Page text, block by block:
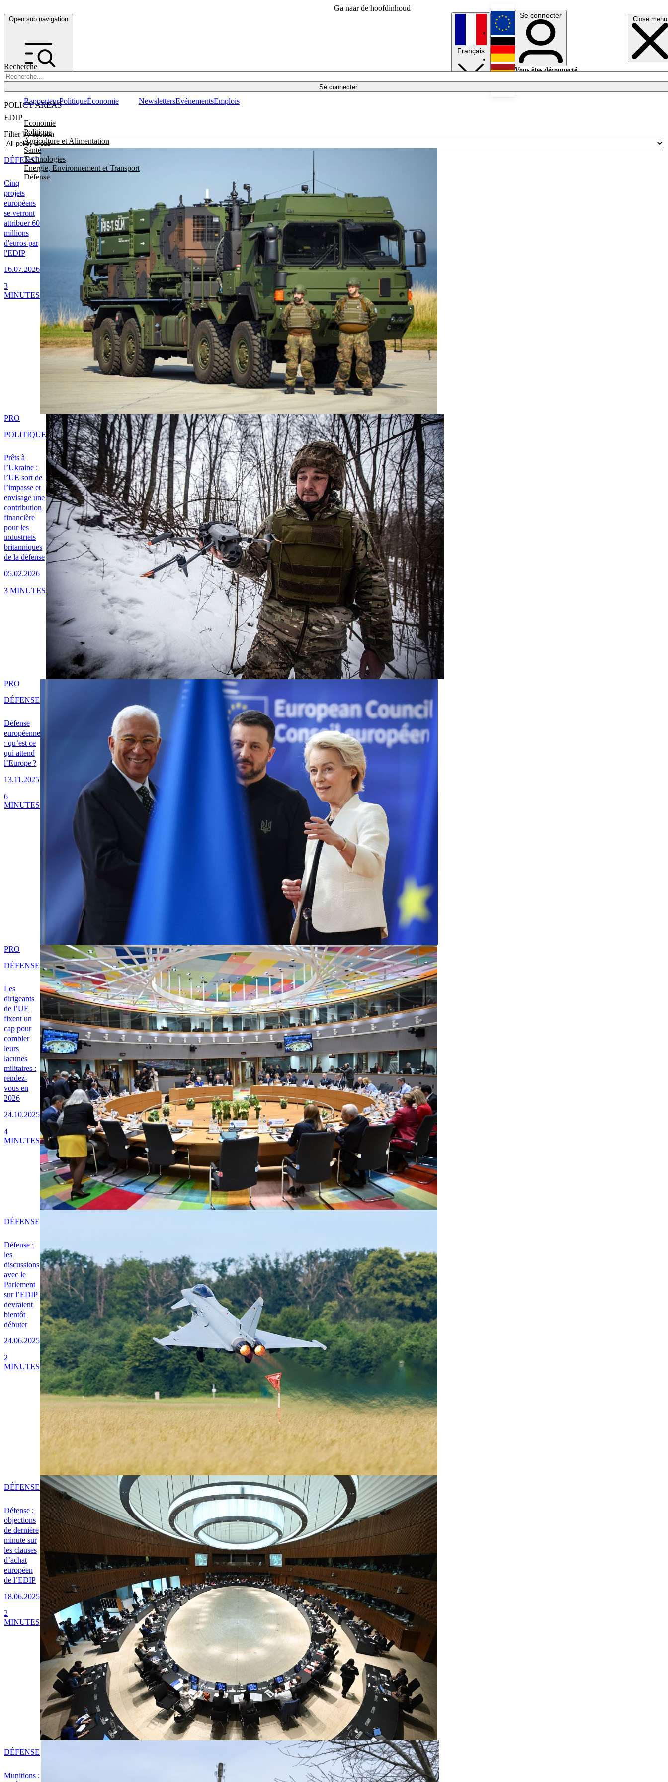
Ga naar de hoofdinhoud
Open sub navigation Close menu
Recherche
Se connecter
POLICY AREAS
Economie
Politique
Agriculture et Alimentation
Santé
Technologies
Energie, Environnement et Transport
Défense
RapporteurPolitiqueÉconomie NewslettersEvénementsEmplois
Français
English
Deutsch
Se connecter
Vous êtes déconnecté.
EDIP
Filter by section
Cinq
projets
européens
se verront
attribuer 60
millions
d'euros par
l'EDIP
16.07.2026
DÉFENSE
3
MINUTES
Prêts à
l’Ukraine :
l’UE sort de
l’impasse et
envisage une
contribution
financière
pour les
industriels
britanniques
de la défense
05.02.2026
PRO
POLITIQUE
3 MINUTES
Défense
européenne
: qu’est ce
qui attend
l’Europe ?
13.11.2025
PRO
DÉFENSE
6
MINUTES
Les
dirigeants
de l’UE
fixent un
cap pour
combler
leurs
lacunes
militaires :
rendez-
vous en
2026
24.10.2025
PRO
DÉFENSE
4
MINUTES
Défense :
les
discussions
avec le
Parlement
sur l’EDIP
devraient
bientôt
débuter
24.06.2025
DÉFENSE
2
MINUTES
Défense :
objections
de dernière
minute sur
les clauses
d’achat
européen
de l’EDIP
18.06.2025
DÉFENSE
2
MINUTES
Munitions :
DÉFENSE